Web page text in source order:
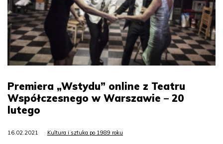
Premiera „Wstydu” online z Teatru
Współczesnego w Warszawie – 20
lutego
16.02.2021 Kultura i sztuka po 1989 roku